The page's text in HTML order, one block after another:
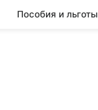
Пособия и льготы